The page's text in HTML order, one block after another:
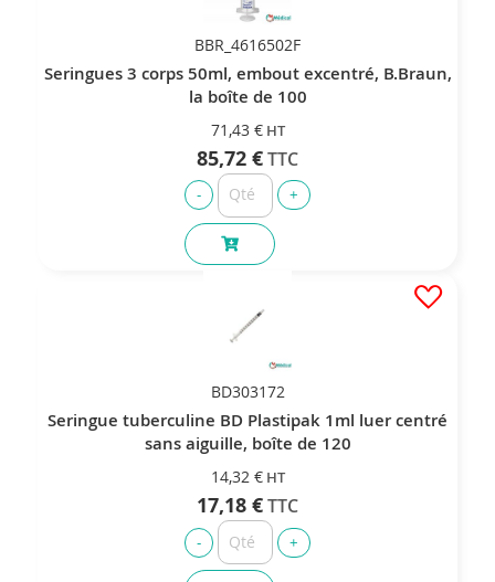
BBR_4616502F
Seringues 3 corps 50ml, embout excentré, B.Braun,
la boîte de 100
71,43 €
85,72 €
BD303172
Seringue tuberculine BD Plastipak 1ml luer centré
sans aiguille, boîte de 120
14,32 €
17,18 €